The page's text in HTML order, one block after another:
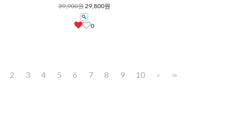
39,900원29,800원
0
2 3 4 5 6 7 8 9 10 > >>